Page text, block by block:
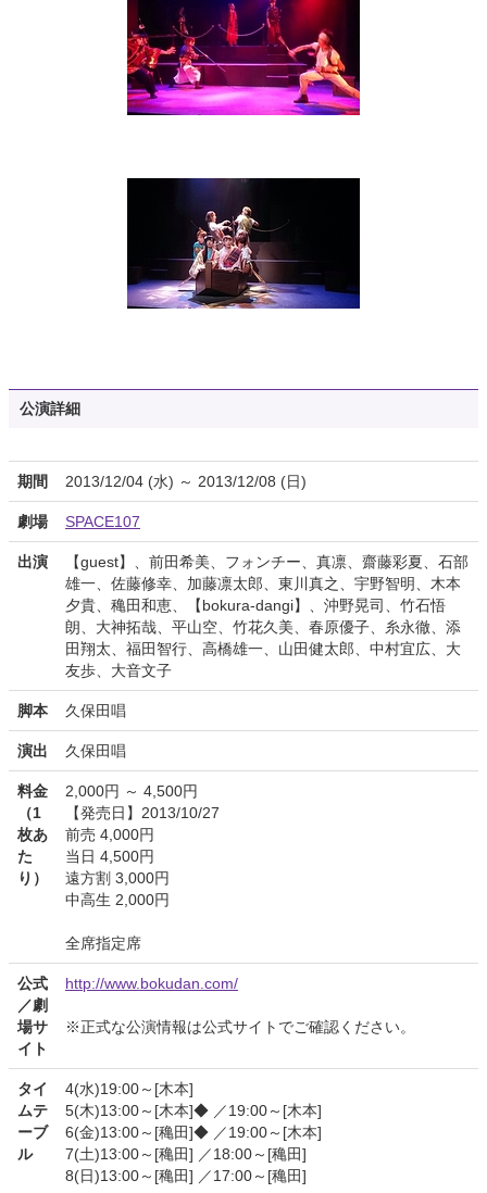
公演詳細
期間 2013/12/04 (水) ～ 2013/12/08 (日)
劇場 SPACE107
出演
【guest】、前田希美、フォンチー、真凛、齋藤彩夏、石部
雄一、佐藤修幸、加藤凛太郎、東川真之、宇野智明、木本
夕貴、穐田和恵、【bokura-dangi】、沖野晃司、竹石悟
朗、大神拓哉、平山空、竹花久美、春原優子、糸永徹、添
田翔太、福田智行、高橋雄一、山田健太郎、中村宜広、大
友歩、大音文子
脚本 久保田唱
演出 久保田唱
料金
（1
枚あ
た
り）
2,000円 ～ 4,500円
【発売日】2013/10/27
前売 4,000円
当日 4,500円
遠方割 3,000円
中高生 2,000円
全席指定席
公式
／劇
場サ
イト
http://www.bokudan.com/
※正式な公演情報は公式サイトでご確認ください。
タイ
ムテ
ーブ
ル
4(水)19:00～[木本]
5(木)13:00～[木本]◆ ／19:00～[木本]
6(金)13:00～[穐田]◆ ／19:00～[木本]
7(土)13:00～[穐田] ／18:00～[穐田]
8(日)13:00～[穐田] ／17:00～[穐田]